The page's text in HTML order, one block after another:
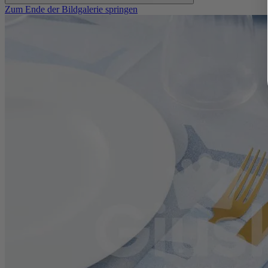
Zum Ende der Bildgalerie springen